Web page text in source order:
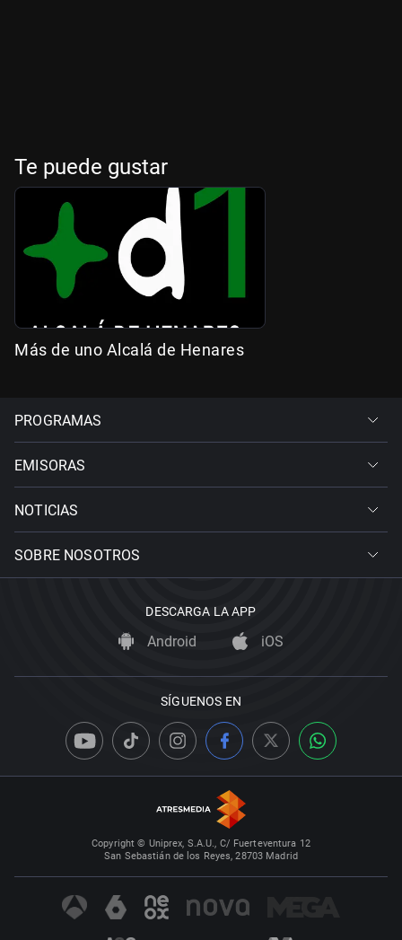
Te puede gustar
Más de uno Alcalá de Henares
PROGRAMAS
EMISORAS
NOTICIAS
SOBRE NOSOTROS
DESCARGA LA APP
Android iOS
SÍGUENOS EN
Copyright © Uniprex, S.A.U., C/ Fuerteventura 12
San Sebastián de los Reyes, 28703 Madrid